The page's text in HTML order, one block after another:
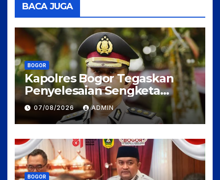
BACA JUGA
BOGOR
Kapolres Bogor Tegaskan
Penyelesaian Sengketa
Tanah Tamansari Harus
Lewat Jalur Hukum Damai
07/08/2026 ADMIN
BOGOR